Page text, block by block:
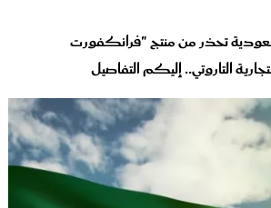
تحذر من منتج "فرانكفورت
التاروتي.. إليكم التفاصيل